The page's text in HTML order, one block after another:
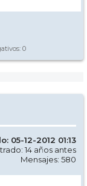
0
05-12-2012 01:13
14 años antes
Mensajes: 580